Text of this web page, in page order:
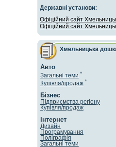
Державні установи:
Oфіційний сайт
Офіційний сайт
Хмельницька
Авто
Загальні теми *
Купівля/продaж *
Бізнес
Підприємства регіону
Купівля/продаж
Інтернет
Дизайн
Програмування
Поліграфія
Загальні теми